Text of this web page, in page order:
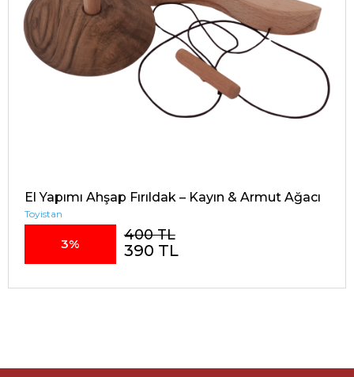
El Yapımı Ahşap Fırıldak – Kayın & Armut Ağacı
Toyistan
3%
400 TL
390 TL